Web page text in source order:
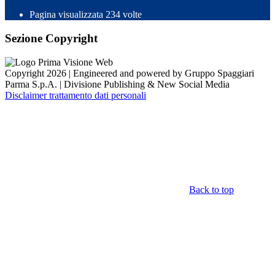
Pagina visualizzata 234 volte
Sezione Copyright
Copyright 2026 | Engineered and powered by Gruppo Spaggiari
Parma S.p.A. | Divisione Publishing & New Social Media
Disclaimer trattamento dati personali
Back to top